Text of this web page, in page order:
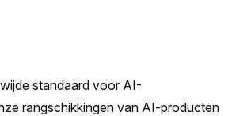
standaard voor AI-
rangschikkingen van AI-producten